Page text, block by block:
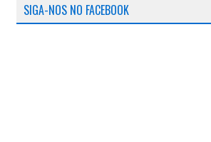
SIGA-NOS NO FACEBOOK